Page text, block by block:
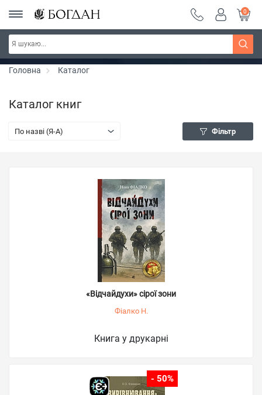
РОЗПРОДАЖ ~ 150 грн ~ 200 грн ~ 250 грн ~
300 грн ~ РОЗПРОДАЖ
Дізнатись більше
0
Головна Каталог
Каталог книг
По назві (Я-А) Фільтр
«Відчайдухи» сірої зони
Фіалко Н.
Книга у друкарні
- 50%